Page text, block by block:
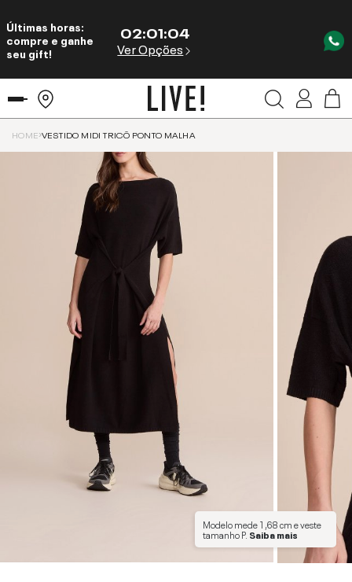
Últimas horas:
compre e ganhe
seu gift!
02:01:04
Ver Opções
HOME VESTIDO MIDI TRICÔ PONTO MALHA
Modelo mede1,68 cme veste
tamanhoP. Saiba mais